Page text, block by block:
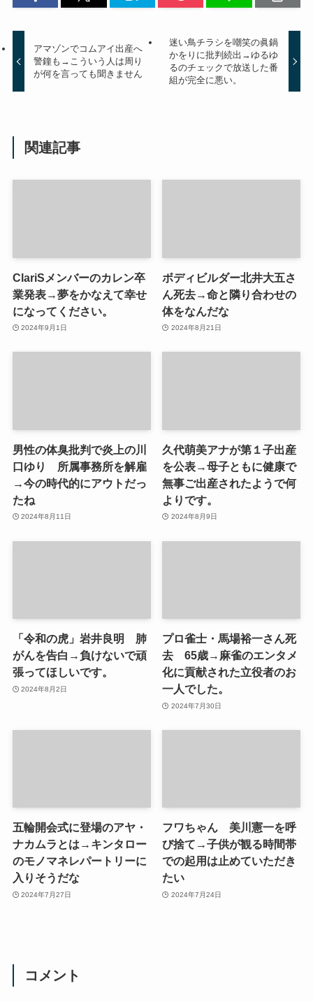
アマゾンでコムアイ出産へ
警鐘も→こういう人は周り
が何を言っても聞きません
迷い鳥チラシを嘲笑の眞鍋
かをりに批判続出→ゆるゆ
るのチェックで放送した番
組が完全に悪い。
関連記事
ClariSメンバーのカレン卒
業発表→夢をかなえて幸せ
になってください。
2024年9月1日
ボディビルダー北井大五さ
ん死去→命と隣り合わせの
体をなんだな
2024年8月21日
男性の体臭批判で炎上の川
口ゆり 所属事務所を解雇
→今の時代的にアウトだっ
たね
2024年8月11日
久代萌美アナが第１子出産
を公表→母子ともに健康で
無事ご出産されたようで何
よりです。
2024年8月9日
「令和の虎」岩井良明 肺
がんを告白→負けないで頑
張ってほしいです。
2024年8月2日
プロ雀士・馬場裕一さん死
去 65歳→麻雀のエンタメ
化に貢献された立役者のお
一人でした。
2024年7月30日
五輪開会式に登場のアヤ・
ナカムラとは→キンタロー
のモノマネレパートリーに
入りそうだな
2024年7月27日
フワちゃん 美川憲一を呼
び捨て→子供が観る時間帯
での起用は止めていただき
たい
2024年7月24日
コメント